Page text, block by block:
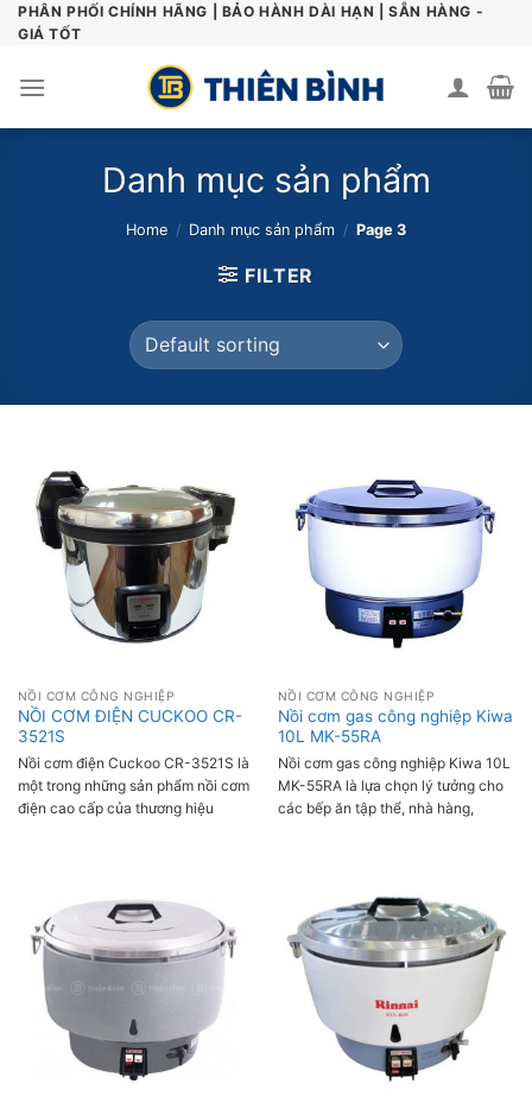
SkipPHÂN PHỐI CHÍNH HÃNG | BẢO HÀNH DÀI HẠN | SẴN HÀNG -
GIÁ TỐT
Danh mục sản phẩm
Home / Danh mục sản phẩm / Page 3
FILTER
NỒI CƠM CÔNG NGHIỆP
NỒI CƠM ĐIỆN CUCKOO CR-
3521S
Nồi cơm điện Cuckoo CR-3521S là
một trong những sản phẩm nồi cơm
điện cao cấp của thương hiệu
đây là cũng là một trong những
dòng sản phẩm được đánh giá cao
về độ bền và hiệu suất sử dụng
trong thời gian dài.
NỒI CƠM CÔNG NGHIỆP
Nồi cơm gas công nghiệp Kiwa
10L MK-55RA
Nồi cơm gas công nghiệp Kiwa 10L
MK-55RA là lựa chọn lý tưởng cho
các bếp ăn tập thể, nhà hàng,